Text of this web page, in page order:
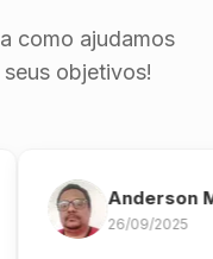
como ajudamos
objetivos!
Anderson
26/09/2025